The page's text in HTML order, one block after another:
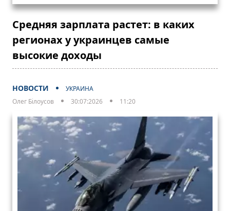
Средняя зарплата растет: в каких
регионах у украинцев самые
высокие доходы
НОВОСТИ
УКРАИНА
Олег Білоусов
30:07:2026 11:20